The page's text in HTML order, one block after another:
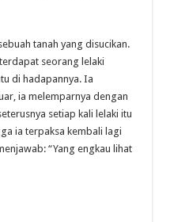
tanah yang disucikan.
seorang lelaki
di hadapannya. Ia
ia melemparnya dengan
setiap kali lelaki itu
ia terpaksa kembali lagi
“Yang engkau lihat